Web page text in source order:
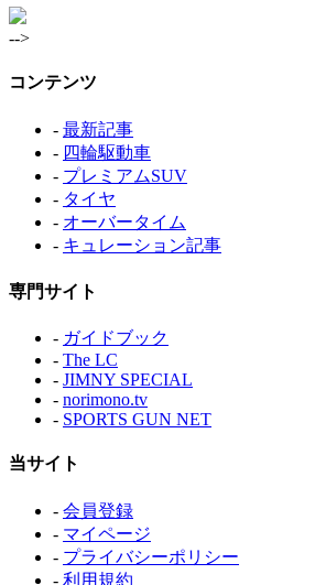
-->
コンテンツ
- 最新記事
- 四輪駆動車
- プレミアムSUV
- タイヤ
- オーバータイム
- キュレーション記事
専門サイト
- ガイドブック
- The LC
- JIMNY SPECIAL
- norimono.tv
- SPORTS GUN NET
当サイト
- 会員登録
- マイページ
- プライバシーポリシー
- 利用規約